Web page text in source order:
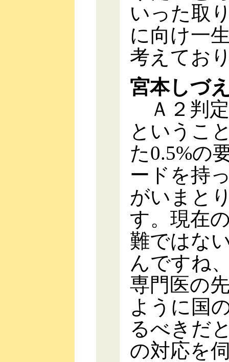
いった取
に向け一
考えてお
宮本しづ
Ａ２判
というこ
た0.5%の
ードを持
がいまと
す。現在
難ではな
んですね
専門医の
ように国
るべきだ
の対応を